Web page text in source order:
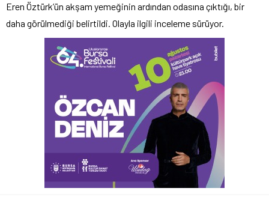
Eren Öztürk’ün akşam yemeğinin ardından odasına çıktığı, bir
daha görülmediği belirtildi. Olayla ilgili inceleme sürüyor.